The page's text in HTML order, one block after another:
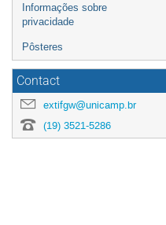
Informações sobre
privacidade
Pôsteres
Contact
extifgw@unicamp.br
(19) 3521-5286